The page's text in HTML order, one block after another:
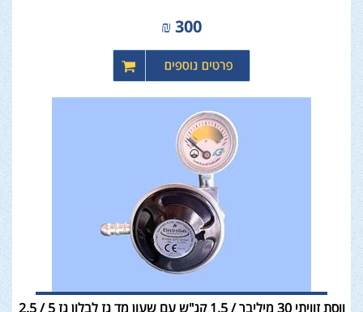
300
₪
ווסת זוויתי 30 מיליבר / 1.5 קג"ש עם שעון מד גז לבלון גז 5 / 2.5